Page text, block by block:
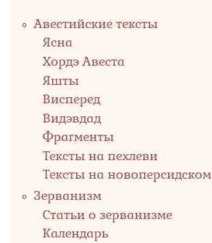
столбец
Авестийские тексты
Ясна
Хордэ Авеста
Яшты
Висперед
Видэвдад
Фрагменты
Тексты на пехлеви
Тексты на новоперсидском
Зерванизм
Статьи о зерванизме
Календарь